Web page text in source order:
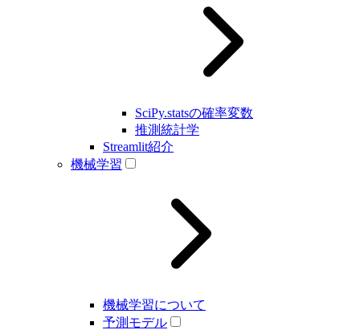
SciPy.statsの確率変数
推測統計学
Streamlit紹介
機械学習
機械学習について
予測モデル